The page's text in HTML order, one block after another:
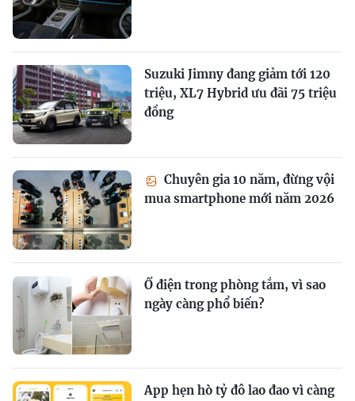
Suzuki Jimny đang giảm tới 120
triệu, XL7 Hybrid ưu đãi 75 triệu
đồng
Chuyên gia 10 năm, đừng vội
mua smartphone mới năm 2026
Ổ điện trong phòng tắm, vì sao
ngày càng phổ biến?
App hẹn hò tỷ đô lao đao vì càng